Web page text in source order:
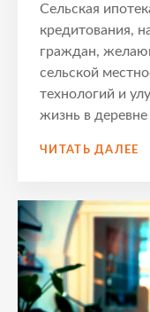
Сельская
кредитования,
граждан,
сельской
технологий и
жизнь в деревне
ЧИТАТЬ ДАЛЕЕ
И